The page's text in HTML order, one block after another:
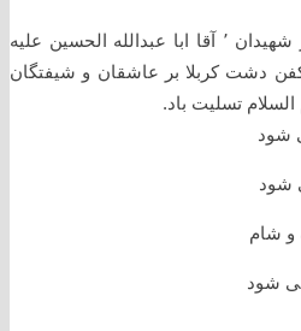
فرارسيدن اربعين سيد و سالار شهيدان ٬ آقا ابا عبدالله الحسين عليه
کفن دشت کربلا بر عاشقان و شيفتگان
تسليت باد.
شود
شود
و شام
شود